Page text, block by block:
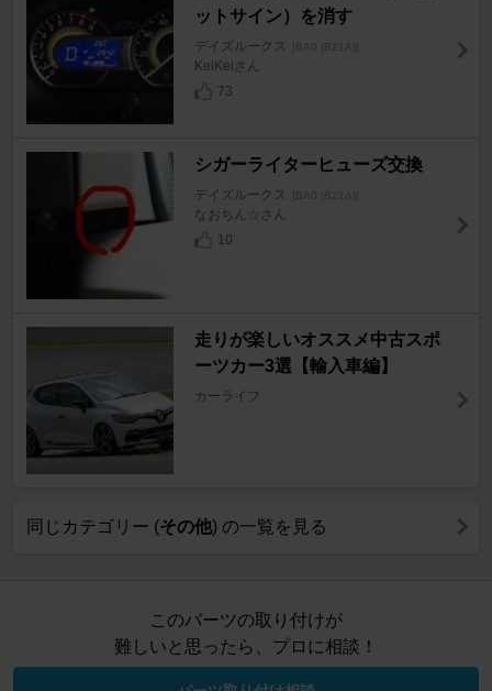
ットサイン）を消す
デイズルークス [BA0 (B21A)]
KeiKeiさん
73
シガーライターヒューズ交換
デイズルークス [BA0 (B21A)]
なおちん☆さん
10
走りが楽しいオススメ中古スポ
ーツカー3選【輸入車編】
カーライフ
同じカテゴリー (その他) の一覧を見る
このパーツの取り付けが
難しいと思ったら、プロに相談！